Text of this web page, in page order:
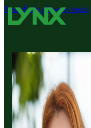
Przejdź do głównej treści